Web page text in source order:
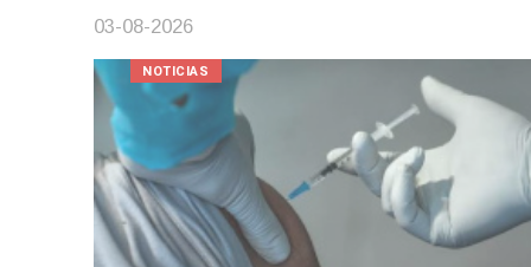
03-08-2026
NOTICIAS